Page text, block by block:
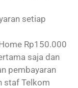
setiap
Rp150.000
saja dan
pembayaran
staf Telkom